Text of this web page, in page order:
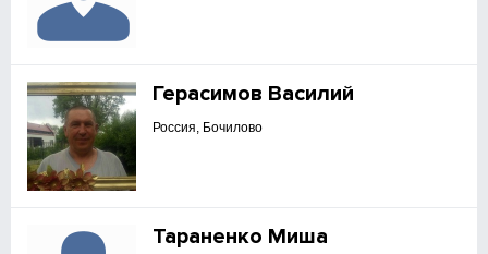
Герасимов Василий
Россия, Бочилово
Тараненко Миша